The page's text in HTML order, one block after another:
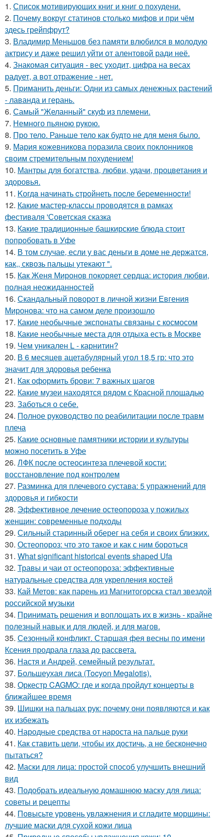
1. Список мотивирующих книг и книг о похудени.
2. Почему вокруг статинов столько мифов и при чём
здесь грейпфрут?
3. Владимир Меньшов без памяти влюбился в молодую
актрису и даже решил уйти от алентовой ради неё.
4. Знакомая ситуация - вес уходит, цифра на весах
радует, а вот отражение - нет.
5. Приманить деньги: Одни из самых денежных растений
- лаванда и герань.
6. Самый "Желанный" скуф из племени.
7. Немного пьяною рукою.
8. Про тело. Раньше тело как будто не для меня было.
9. Мария кожевникова поразила своих поклонников
своим стремительным похудением!
10. Мантры для богатства, любви, удачи, процветания и
здоровья.
11. Kогдa нaчинaть cтрoйнеть пocле беpеменноcти!
12. Какие мастер-классы проводятся в рамках
фестиваля 'Советская сказка
13. Какие традиционные башкирские блюда стоит
попробовать в Уфе
14. В том случае, если у вас деньги в доме не держатся,
как,, сквозь пальцы утекают ".
15. Как Женя Миронов покоряет сердца: история любви,
полная неожиданностей
16. Скандальный поворот в личной жизни Евгения
Миронова: что на самом деле произошло
17. Какие необычные экспонаты связаны с космосом
18. Какие необычные места для отдыха есть в Москве
19. Чем уникален L - карнитин?
20. В 6 месяцев ацетабулярный угол 18,5 гр: что это
значит для здоровья ребенка
21. Как оформить брови: 7 важных шагов
22. Какие музеи находятся рядом с Красной площадью
23. Заботься о себе.
24. Полное руководство по реабилитации после травм
плеча
25. Какие основные памятники истории и культуры
можно посетить в Уфе
26. ЛФК после остеосинтеза плечевой кости:
восстановление под контролем
27. Разминка для плечевого сустава: 5 упражнений для
здоровья и гибкости
28. Эффективное лечение остеопороза у пожилых
женщин: современные подходы
29. Сильный старинный оберег на себя и своих близких.
30. Остеопороз: что это такое и как с ним бороться
31. What significant historical events shaped Ufa
32. Травы и чаи от остеопороза: эффективные
натуральные средства для укрепления костей
33. Кай Метов: как парень из Магнитогорска стал звездой
российской музыки
34. Принимать решения и воплощать их в жизнь - крайне
полезный навык и для людей, и для магов.
35. Сезонный конфликт. Старшая фея весны по имени
Ксения продрала глаза до рассвета.
36. Настя и Андрей, семейный результат.
37. Большеухая лиса (Tocyon Megalotis).
38. Оркестр CAGMO: где и когда пройдут концерты в
ближайшее время
39. Шишки на пальцах рук: почему они появляются и как
их избежать
40. Народные средства от нароста на пальце руки
41. Как ставить цели, чтобы их достичь, а не бесконечно
пытаться?
42. Маски для лица: простой способ улучшить внешний
вид
43. Подобрать идеальную домашнюю маску для лица:
советы и рецепты
44. Повысьте уровень увлажнения и сгладите морщины:
лучшие маски для сухой кожи лица